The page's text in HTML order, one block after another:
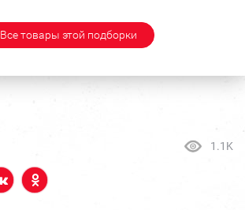
Все товары этой подборки
1.1K